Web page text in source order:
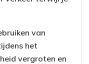
van
het
vergroten en